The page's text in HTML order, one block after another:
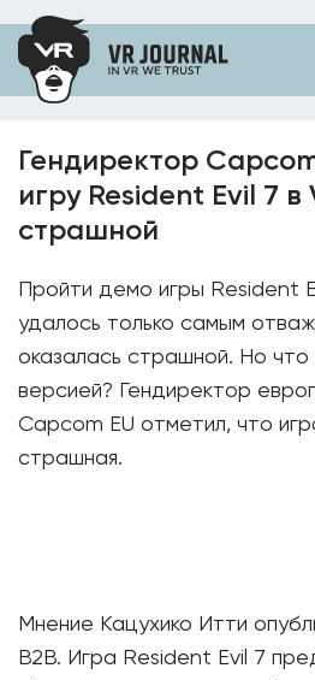
Гендиректор
игру Resident Evil 7
страшной
Пройти демо игры Resident
удалось только самым
оказалась страшной. Но что
версией? Гендиректор
Capcom EU отметил, что
страшная.
Мнение Кацухико Итти
B2B. Игра Resident Evil 7